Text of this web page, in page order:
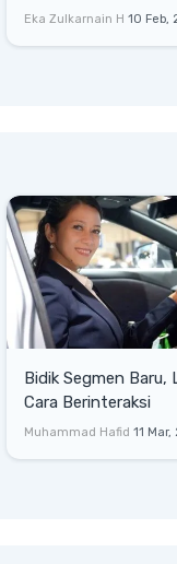
Eka Zulkarnain H 10 Feb,
Bidik Segmen Baru,
Cara Berinteraksi
Muhammad Hafid 11